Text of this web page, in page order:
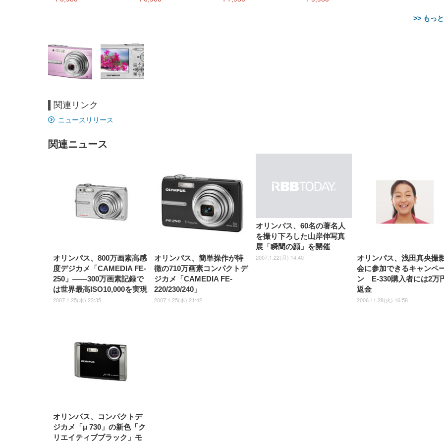
>> もっ
[EdoErgo] オフィスチェア 椅
子 テレワーク 疲れない 跳ね
ト 約105度ロッキング pc 事務
椅子 360度回転 座面昇降 強化
￥5,699
式アームレスト 3Dヘッドレス
しゃれ パソコンチェア (ブラ
ック)
ームレスト 3Dヘッドレスト
ゃれ パソコンチェア (ホワイ
ト)
EIZO ビジネス向けプレミア
ムモニター | FlexScan
ト
￥105,595
イベル VESA対応
Amazonベーシック ペットシ
ーツ 薄型 レギュラー 1回使い
￥3,373
販売)
関連リンク
ニュースリリース
関連ニュース
オリンパス、800万画素高感
度デジカメ「CAMEDIA FE-
250」——300万画素記録で
は世界最高ISO10,000を実現
2007.1.25(木) 23:35
オリンパス、簡単操作が特
徴の710万画素コンパクトデ
ジカメ「CAMEDIA FE-
220/230/240」
2007.1.25(木) 21:42
オリンパス、60名の著名人
を撮り下ろした山岸伸写真
展「瞬間の顔」を開催
2007.1.22(月) 14:40
オリンパス、浅田真央撮
会に参加できるキャンペ
ン E-330購入者には2万
返金
2006.11.28(火) 16:58
オリンパス、コンパクトデ
ジカメ「μ 730」の新色「ク
リエイティブブラック」モ